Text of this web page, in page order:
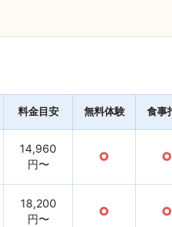
料金目安 無料体験 食事
14,960
円〜
○ ○
18,200
円〜
○ ○